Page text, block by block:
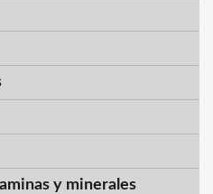
y minerales